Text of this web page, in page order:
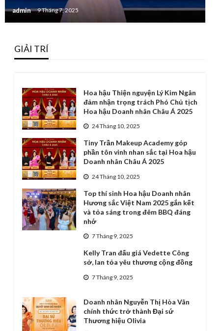
admin 9 Tháng 7, 2025
GIẢI TRÍ
Hoa hậu Thiện nguyện Lý Kim Ngân
đảm nhận trọng trách Phó Chủ tịch
Hoa hậu Doanh nhân Châu Á 2025
24 Tháng 10, 2025
Tiny Trần Makeup Academy góp
phần tôn vinh nhan sắc tại Hoa hậu
Doanh nhân Châu Á 2025
24 Tháng 10, 2025
Top thí sinh Hoa hậu Doanh nhân
Hương sắc Việt Nam 2025 gắn kết
và tỏa sáng trong đêm BBQ đáng
nhớ
7 Tháng 9, 2025
Kelly Tran đấu giá Vedette Công
sở, lan tỏa yêu thương cộng đồng
7 Tháng 9, 2025
Doanh nhân Nguyễn Thị Hòa Vân
chính thức trở thành Đại sứ
Thương hiệu Olivia